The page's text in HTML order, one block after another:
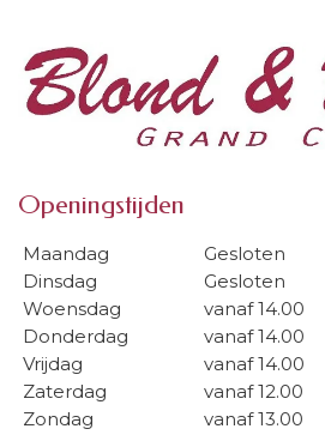
Openingstijden
Maandag
Gesloten
Dinsdag
Gesloten
Woensdag
vanaf 14.00
Donderdag
vanaf 14.00
Vrijdag
vanaf 14.00
Zaterdag
vanaf 12.00
Zondag
vanaf 13.00